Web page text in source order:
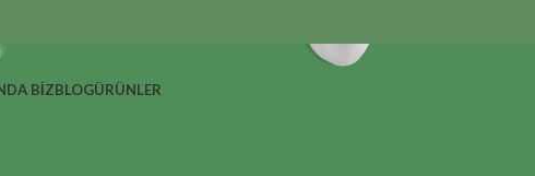
BIZBLOGÜRÜNLER